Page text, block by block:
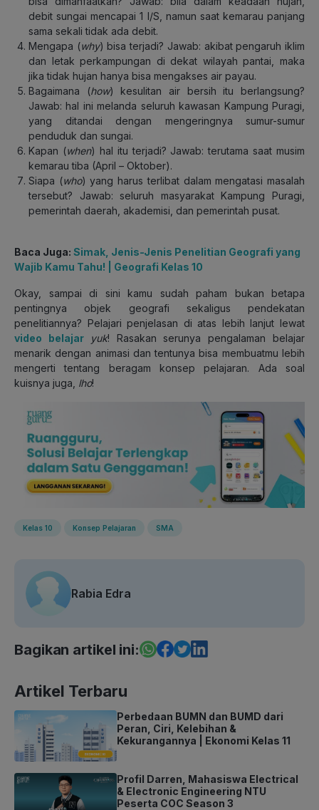
debit sungai mencapai 1 l/S, namun saat kemarau panjang
sama sekali tidak ada debit.
Mengapa (why) bisa terjadi? Jawab: akibat pengaruh iklim
dan letak perkampungan di dekat wilayah pantai, maka
jika tidak hujan hanya bisa mengakses air payau.
Bagaimana (how) kesulitan air bersih itu berlangsung?
Jawab: hal ini melanda seluruh kawasan Kampung Puragi,
yang ditandai dengan mengeringnya sumur-sumur
penduduk dan sungai.
Kapan (when) hal itu terjadi? Jawab: terutama saat musim
kemarau tiba (April – Oktober).
Siapa (who) yang harus terlibat dalam mengatasi masalah
tersebut? Jawab: seluruh masyarakat Kampung Puragi,
pemerintah daerah, akademisi, dan pemerintah pusat.
Baca Juga: Simak, Jenis-Jenis Penelitian Geografi yang
Wajib Kamu Tahu! | Geografi Kelas 10
Okay, sampai di sini kamu sudah paham bukan betapa
pentingnya objek geografi sekaligus pendekatan
penelitiannya? Pelajari penjelasan di atas lebih lanjut lewat
video belajar
yuk! Rasakan serunya pengalaman belajar
menarik dengan animasi dan tentunya bisa membuatmu lebih
mengerti tentang beragam konsep pelajaran. Ada soal
kuisnya juga, lho!
Kelas 10 Konsep Pelajaran SMA
Rabia Edra
Bagikan artikel ini:
Artikel Terbaru
Perbedaan BUMN dan BUMD dari
Peran, Ciri, Kelebihan &
Kekurangannya | Ekonomi Kelas 11
Profil Darren, Mahasiswa Electrical
& Electronic Engineering NTU
Peserta COC Season 3